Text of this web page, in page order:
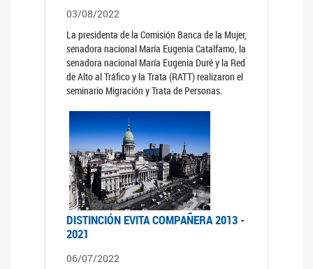
03/08/2022
La presidenta de la Comisión Banca de la Mujer,
senadora nacional María Eugenia Catalfamo, la
senadora nacional María Eugenia Duré y la Red
de Alto al Tráfico y la Trata (RATT) realizaron el
seminario Migración y Trata de Personas.
DISTINCIÓN EVITA COMPAÑERA 2013 -
2021
06/07/2022